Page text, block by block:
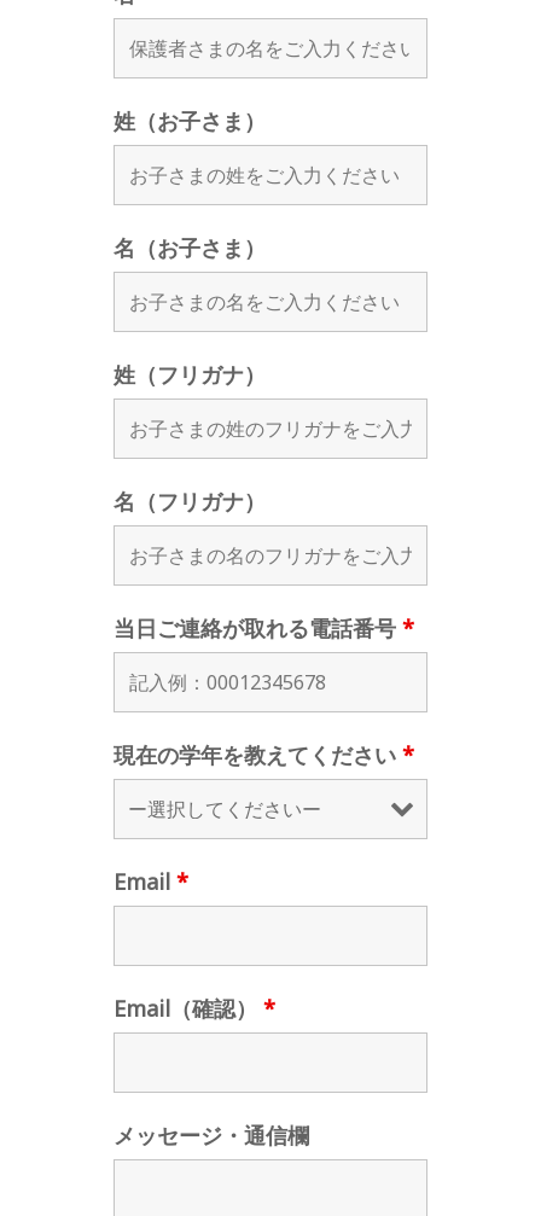
姓（お子さま）
名（お子さま）
姓（フリガナ）
名（フリガナ）
当日ご連絡が取れる電話番号 *
現在の学年を教えてください *
Email *
Email（確認） *
メッセージ・通信欄